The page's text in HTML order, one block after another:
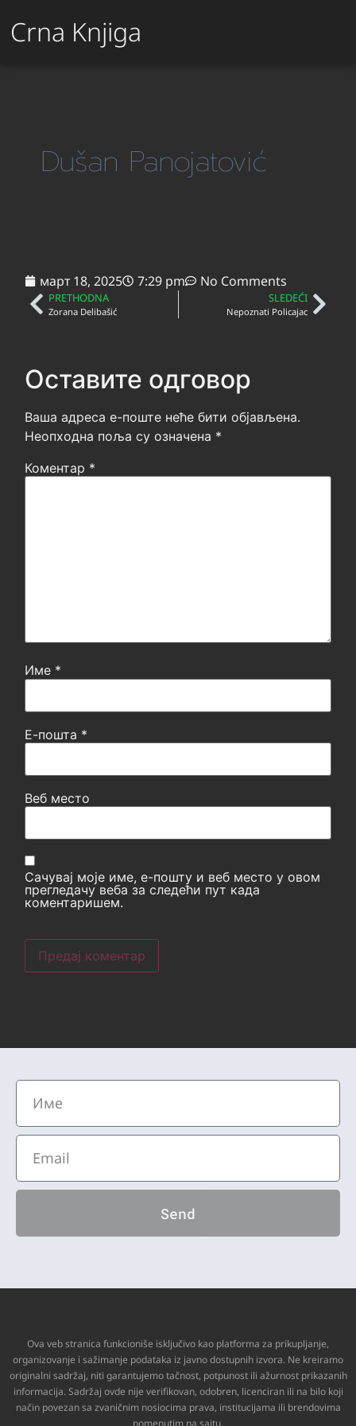
Crna Knjiga
Dušan Panojatović
март 18, 2025 7:29 pm No Comments
PRETHODNA
Zorana Delibašić
SLEDEĆI
Nepoznati Policajac
Оставите одговор
Ваша адреса е-поште неће бити објављена.
Неопходна поља су означена *
Коментар *
Име *
Е-пошта *
Веб место
Сачувај моје име, е-пошту и веб место у овом
прегледачу веба за следећи пут када
коментаришем.
Send
Ova veb stranica funkcioniše isključivo kao platforma za prikupljanje,
organizovanje i sažimanje podataka iz javno dostupnih izvora. Ne kreiramo
originalni sadržaj, niti garantujemo tačnost, potpunost ili ažurnost prikazanih
informacija. Sadržaj ovde nije verifikovan, odobren, licenciran ili na bilo koji
način povezan sa zvaničnim nosiocima prava, institucijama ili brendovima